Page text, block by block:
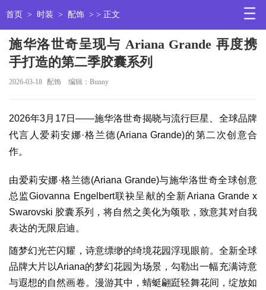
首页 > 时装 > 配饰 > > 正文
施华洛世奇呈现与 Ariana Grande 再度携
手打造的第二季胶囊系列
2026-03-18 配饰 编辑：Bunny
2026年3月17日——施华洛世奇揭晓与流行巨星、全球品牌
代言人爱莉安娜·格兰德(Ariana Grande)的第二次创意合
作。
由爱莉安娜·格兰德(Ariana Grande)与施华洛世奇全球创意
总监Giovanna Engelbert联袂呈献的全新Ariana Grande x
Swarovski 胶囊系列，将自然之美化为颂歌，致意其对自我
表达的无限启迪。
随梦幻光芒闪耀，诗意缥缈的绮境花园浮现眼前。全新全球
品牌大片以Ariana的梦幻花园为场景，勾勒出一幅充满诗意
与遐想的自然画卷。漫游其中，蜻蜓翩跹轻舞花间，绽放如